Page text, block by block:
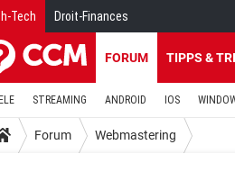
Tech Droit-Finances
FORUM TIPPS &
STREAMING ANDROID IOS
Forum Webmastering